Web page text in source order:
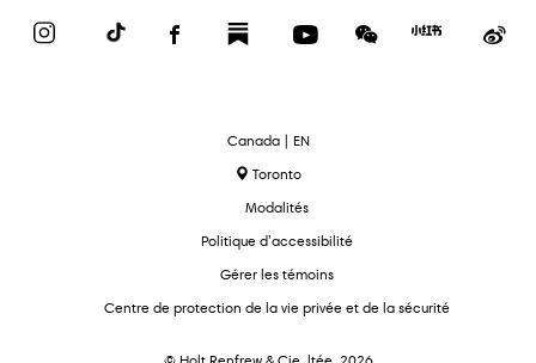
InstagramTikTok FacebookSubstack YouTubeWeChat
Red
text.language
Canada | EN
Toronto
Modalités
Politique d’accessibilité
Gérer les témoins
Centre de protection de la vie privée et de la sécurité